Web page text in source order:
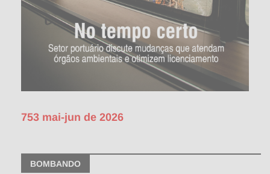
753 mai-jun de 2026
BOMBANDO